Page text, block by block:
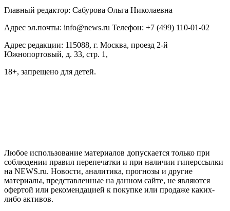
Главный редактор: Сабурова Ольга Николаевна
Адрес эл.почты: info@news.ru Телефон: +7 (499) 110-01-02
Адрес редакции: 115088, г. Москва, проезд 2-й
Южнопортовый, д. 33, стр. 1,
18+, запрещено для детей.
Любое использование материалов допускается только при
соблюдении правил перепечатки и при наличии гиперссылки
на NEWS.ru. Новости, аналитика, прогнозы и другие
материалы, представленные на данном сайте, не являются
офертой или рекомендацией к покупке или продаже каких-
либо активов.